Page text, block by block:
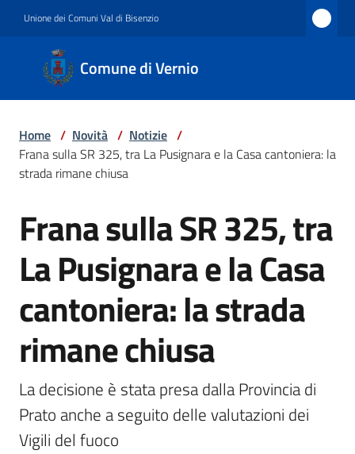
Unione dei Comuni Val di Bisenzio
Comune di Vernio
Comune
di
Vernio
Amministrazione
Novità
Documenti
e
dati
Home / Novità / Notizie /
Frana sulla SR 325, tra La Pusignara e la Casa cantoniera: la
strada rimane chiusa
Salta al contenuto
Frana sulla SR 325, tra
La Pusignara e la Casa
cantoniera: la strada
rimane chiusa
La decisione è stata presa dalla Provincia di
Prato anche a seguito delle valutazioni dei
Vigili del fuoco